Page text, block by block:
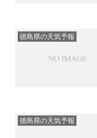
徳島県の天気予報
徳島県の天気予報